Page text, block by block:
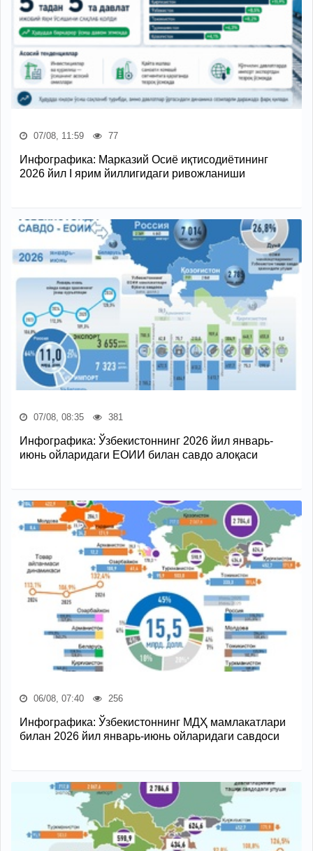
07/08, 11:59 77
Инфографика: Марказий Осиё иқтисодиётининг
2026 йил I ярим йиллигидаги ривожланиши
07/08, 08:35 381
Инфографика: Ўзбекистоннинг 2026 йил январь-
июнь ойларидаги ЕОИИ билан савдо алоқаси
06/08, 07:40 256
Инфографика: Ўзбекистоннинг МДҲ мамлакатлари
билан 2026 йил январь-июнь ойларидаги савдоси